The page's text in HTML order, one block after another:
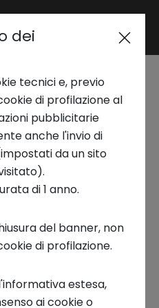
Area riservata
e
a
dei
tecnici e, previo
di profilazione al
pubblicitarie
anche l'invio di
da un sito
di 1 anno.
del banner, non
di profilazione.
estesa,
ai cookie o